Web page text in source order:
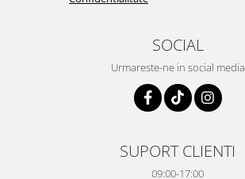
SOCIAL
Urmareste-ne in social media
SUPORT CLIENTI
09:00-17:00